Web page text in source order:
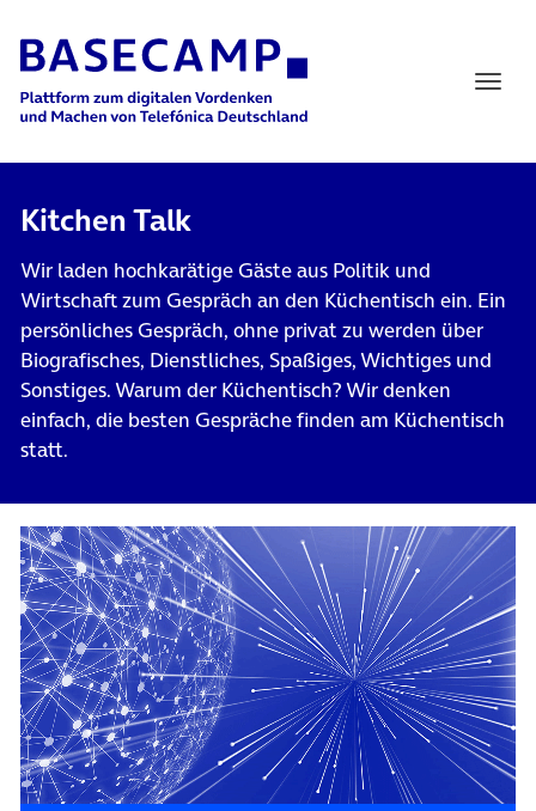
Main Navigation
Kitchen Talk
Wir laden hochkarätige Gäste aus Politik und
Wirtschaft zum Gespräch an den Küchentisch ein. Ein
persönliches Gespräch, ohne privat zu werden über
Biografisches, Dienstliches, Spaßiges, Wichtiges und
Sonstiges. Warum der Küchentisch? Wir denken
einfach, die besten Gespräche finden am Küchentisch
statt.